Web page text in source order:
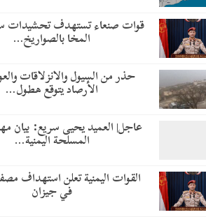
قوات صنعاء تستهدف تحشيدات
المخا بالصواريخ…
حذر من السيول والانزلاقات
الأرصاد يتوقع هطول…
عاجل| العميد يحيى سريع: بيان
المسلحة اليمنية…
القوات اليمنية تعلن استهداف
في جيزان